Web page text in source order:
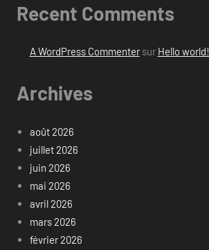
Recent Comments
A WordPress Commentersur Hello world!
Archives
août 2026
juillet 2026
juin 2026
mai 2026
avril 2026
mars 2026
février 2026